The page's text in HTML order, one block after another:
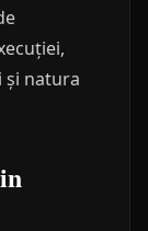
și natura